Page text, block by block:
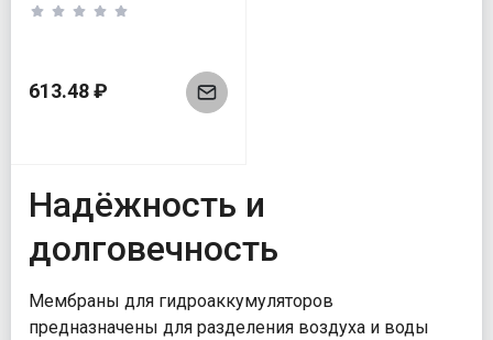
613.48 ₽
Надёжность и
долговечность
Мембраны для гидроаккумуляторов
предназначены для разделения воздуха и воды